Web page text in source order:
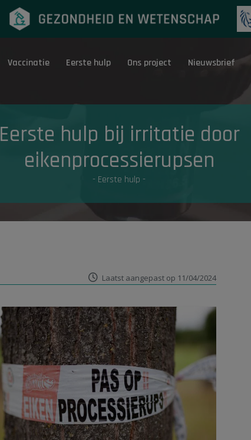
Eerste hulp
Vaccinatie Eerste hulp Ons project Nieuwsbrief
Eerste hulp bij irritatie door
eikenprocessierupsen
- Eerste hulp -
Laatst aangepast op 11/04/2024